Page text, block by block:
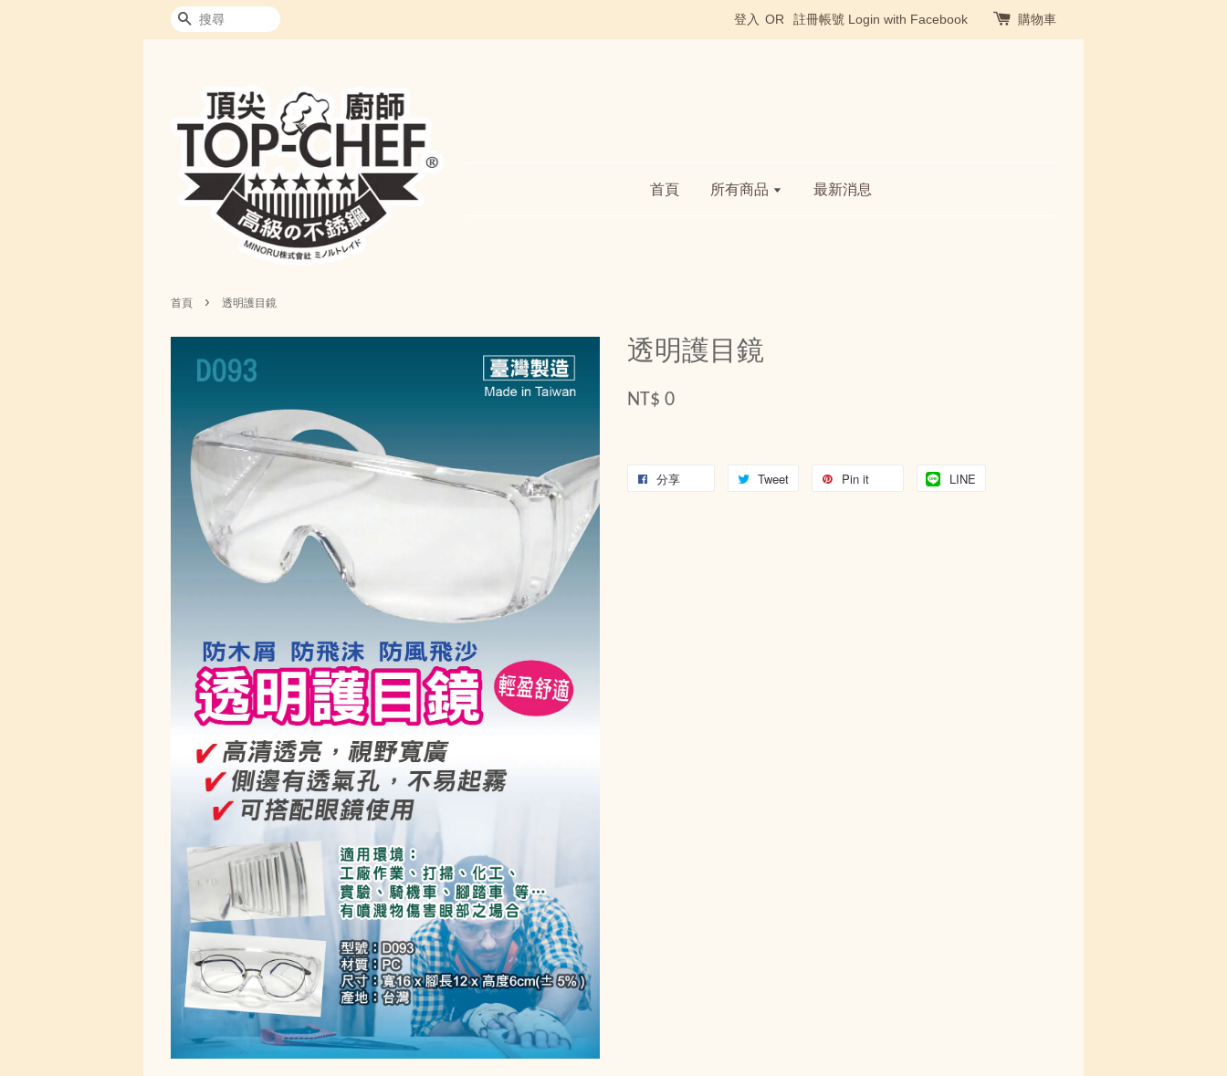
搜尋 登入 OR 註冊帳號 Login with Facebook 購物車
首頁 所有商品 最新消息
首頁 › 透明護目鏡
透明護目鏡
NT$ 0
分享 Tweet Pin it LINE